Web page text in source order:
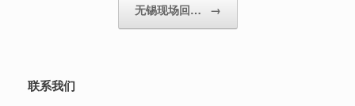
无锡现场回… →
联系我们